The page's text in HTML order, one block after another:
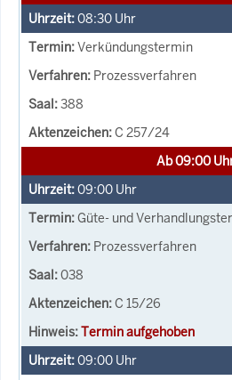
08:30 Uhr
Verkündungstermin
Prozessverfahren
388
C 257/24
Ab 09:00
09:00 Uhr
Güte- und
Prozessverfahren
038
C 15/26
Termin aufgehoben
09:00 Uhr